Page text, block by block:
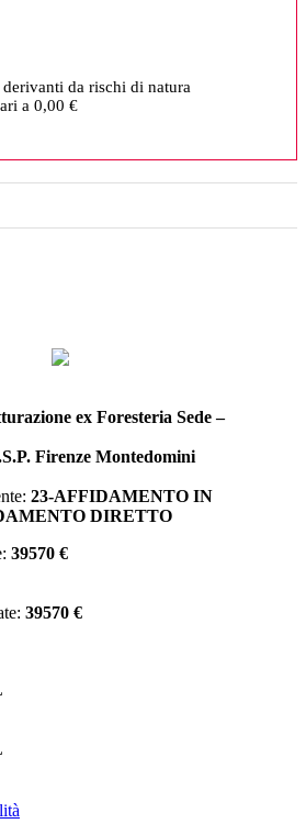
da rischi di natura
a 0,00 €
ex Foresteria Sede –
Firenze Montedomini
23-AFFIDAMENTO IN
DIRETTO
39570 €
39570 €